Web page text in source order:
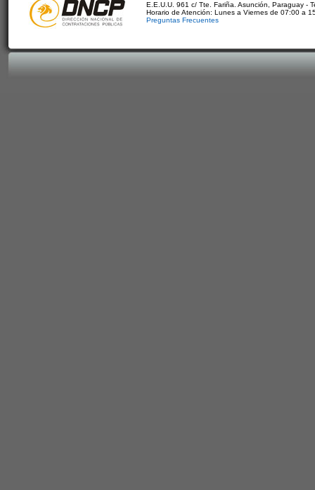
E.E.U.U. 961 c/ Tte. Fariña. Asunción, Paraguay -
Horario de Atención: Lunes a Viernes de 07:00 a
Preguntas Frecuentes